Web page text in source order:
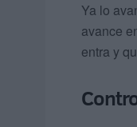
Ya lo
avance
entra y